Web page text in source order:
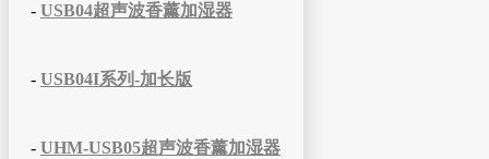
- USB04超声波香薰加湿器
- USB04I系列-加长版
- UHM-USB05超声波香薰加湿器